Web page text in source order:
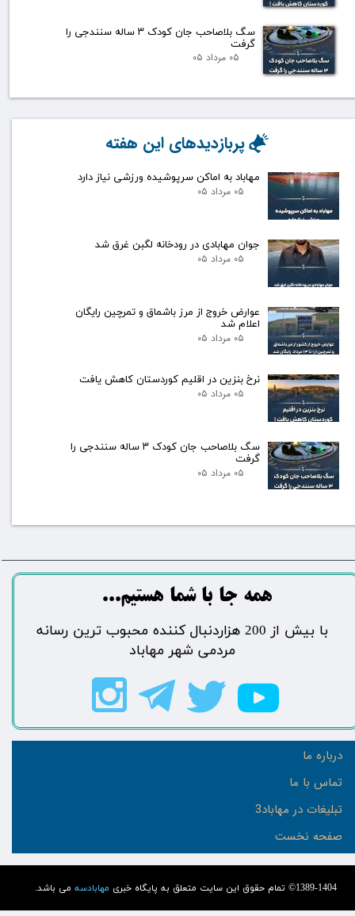
سگ بلاصاحب جان کودک ۳ ساله سنندجی را
گرفت
۰۵ مرداد ۰۵
مهاباد به اماکن سرپوشیده ورزشی نیاز دارد
۰۵ مرداد ۰۵
جوان مهابادی در رودخانه لگبن غرق شد
۰۵ مرداد ۰۵
عوارض خروج از مرز باشماق و تمرچین رایگان
اعلام شد
۰۵ مرداد ۰۵
نرخ بنزین در اقلیم کوردستان کاهش یافت
۰۵ مرداد ۰۵
سگ بلاصاحب جان کودک ۳ ساله سنندجی را
گرفت
۰۵ مرداد ۰۵
پربازدیدهای این هفته
1389-1404© تمام حقوق این سایت متعلق به پایگاه خبری مهابادسه می باشد.
درباره ما
تماس با ما
تبلیغات در مهاباد3
صفحه نخست
​​​همه جا با شما هستیم...​​​​​​​​​​​​​​
​با بیش از 200 هزاردنبال کننده محبوب ترین رسانه
مردمی شهر مهاباد​​​​​​​​​​​​​​